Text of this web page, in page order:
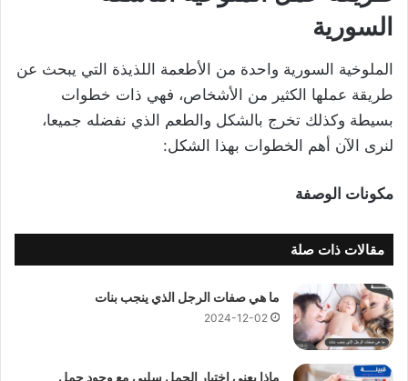
السورية
الملوخية السورية واحدة من الأطعمة اللذيذة التي يبحث عن
طريقة عملها الكثير من الأشخاص، فهي ذات خطوات
بسيطة وكذلك تخرج بالشكل والطعم الذي نفضله جميعا،
لنرى الآن أهم الخطوات بهذا الشكل:
مكونات الوصفة
مقالات ذات صلة
ما هي صفات الرجل الذي ينجب بنات
2024-12-02
ماذا يعني اختبار الحمل سلبي مع وجود حمل